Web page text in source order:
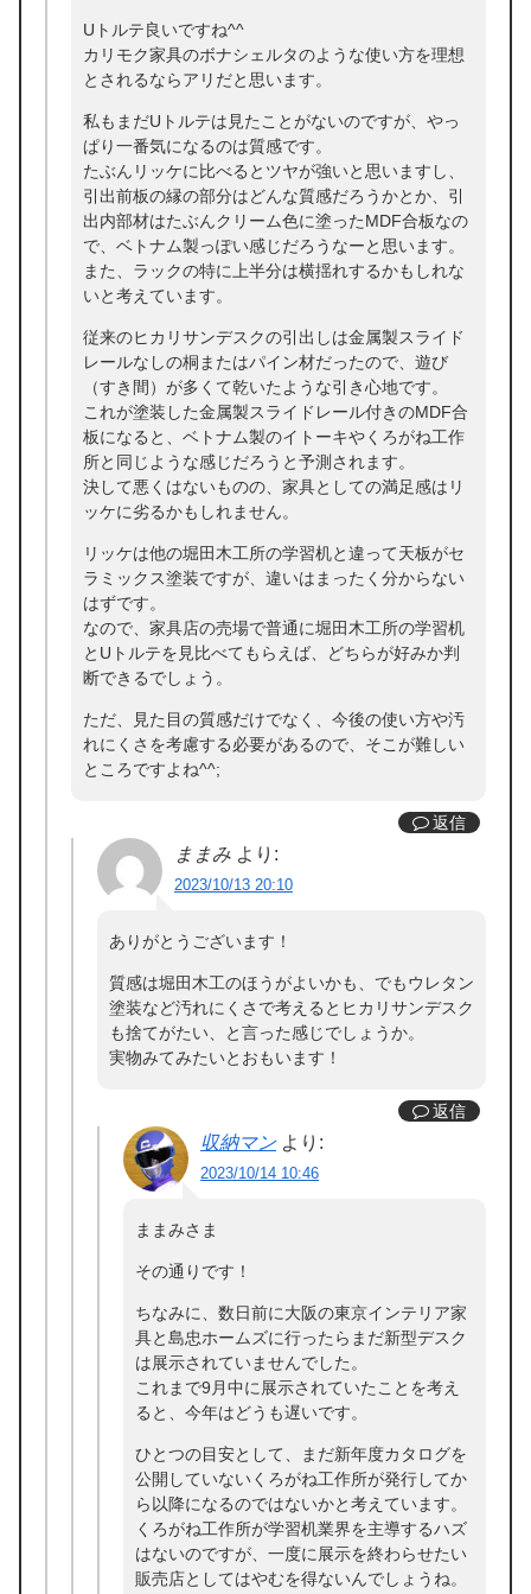
Uトルテ良いですね^^
カリモク家具のボナシェルタのような使い方を理想
とされるならアリだと思います。
私もまだUトルテは見たことがないのですが、やっ
ぱり一番気になるのは質感です。
たぶんリッケに比べるとツヤが強いと思いますし、
引出前板の縁の部分はどんな質感だろうかとか、引
出内部材はたぶんクリーム色に塗ったMDF合板なの
で、ベトナム製っぽい感じだろうなーと思います。
また、ラックの特に上半分は横揺れするかもしれな
いと考えています。
従来のヒカリサンデスクの引出しは金属製スライド
レールなしの桐またはパイン材だったので、遊び
（すき間）が多くて乾いたような引き心地です。
これが塗装した金属製スライドレール付きのMDF合
板になると、ベトナム製のイトーキやくろがね工作
所と同じような感じだろうと予測されます。
決して悪くはないものの、家具としての満足感はリ
ッケに劣るかもしれません。
リッケは他の堀田木工所の学習机と違って天板がセ
ラミックス塗装ですが、違いはまったく分からない
はずです。
なので、家具店の売場で普通に堀田木工所の学習机
とUトルテを見比べてもらえば、どちらが好みか判
断できるでしょう。
ただ、見た目の質感だけでなく、今後の使い方や汚
れにくさを考慮する必要があるので、そこが難しい
ところですよね^^;
返信
ままみ より:
2023/10/13 20:10
ありがとうございます！
質感は堀田木工のほうがよいかも、でもウレタン
塗装など汚れにくさで考えるとヒカリサンデスク
も捨てがたい、と言った感じでしょうか。
実物みてみたいとおもいます！
返信
収納マン より:
2023/10/14 10:46
ままみさま
その通りです！
ちなみに、数日前に大阪の東京インテリア家
具と島忠ホームズに行ったらまだ新型デスク
は展示されていませんでした。
これまで9月中に展示されていたことを考え
ると、今年はどうも遅いです。
ひとつの目安として、まだ新年度カタログを
公開していないくろがね工作所が発行してか
ら以降になるのではないかと考えています。
くろがね工作所が学習机業界を主導するハズ
はないのですが、一度に展示を終わらせたい
販売店としてはやむを得ないんでしょうね。